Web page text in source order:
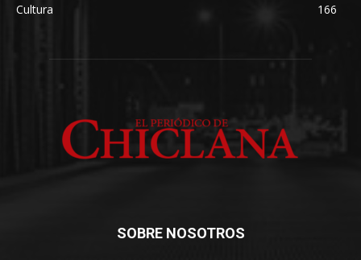
Cultura
166
SOBRE NOSOTROS